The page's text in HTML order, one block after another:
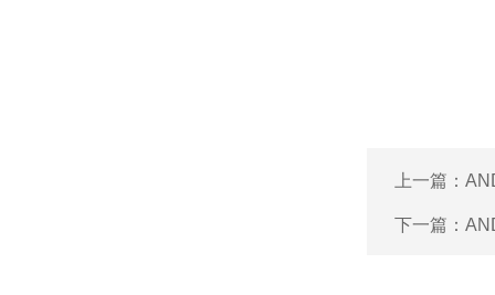
上一篇：
下一篇：